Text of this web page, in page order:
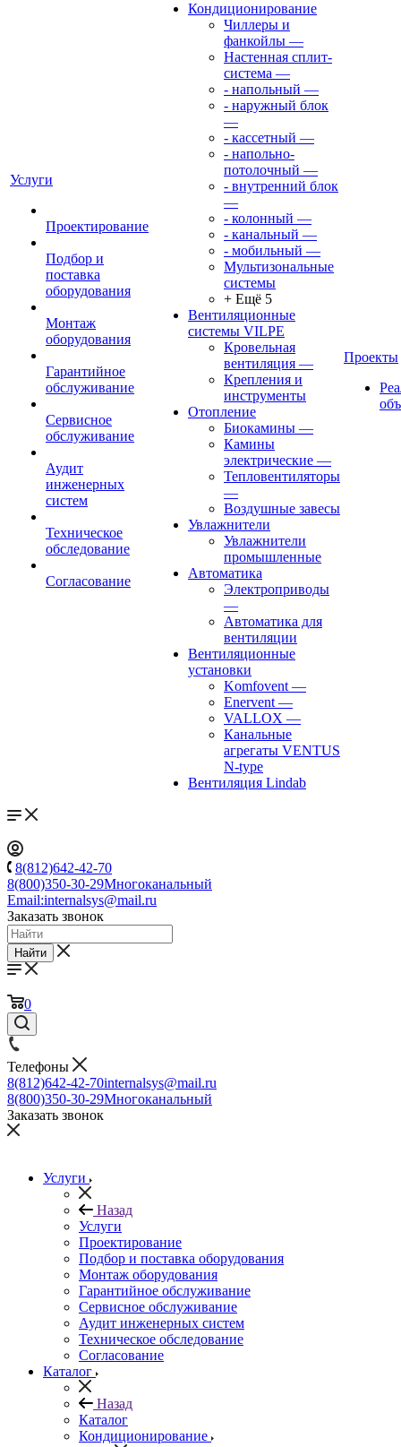
Услуги
Проектирование
Подбор и
поставка
оборудования
Монтаж
оборудования
Гарантийное
обслуживание
Сервисное
обслуживание
Аудит
инженерных
систем
Техническое
обследование
Согласование
Кондиционирование
Чиллеры и
фанкойлы —
Настенная сплит-
система —
- напольный —
- наружный блок
—
- кассетный —
- напольно-
потолочный —
- внутренний блок
—
- колонный —
- канальный —
- мобильный —
Мультизональные
системы
+ Ещё 5
Вентиляционные
системы VILPE
Кровельная
вентиляция —
Крепления и
инструменты
Отопление
Биокамины —
Камины
электрические —
Тепловентиляторы
—
Воздушные завесы
Увлажнители
Увлажнители
промышленные
Автоматика
Электроприводы
—
Автоматика для
вентиляции
Вентиляционные
установки
Komfovent —
Enervent —
VALLOX —
Канальные
агрегаты VENTUS
N-type
Вентиляция Lindab
Проекты
8(812)642-42-70
8(800)350-30-29Многоканальный
Email:internalsys@mail.ru
Заказать звонок
Найти
0
Телефоны
8(812)642-42-70internalsys@mail.ru
8(800)350-30-29Многоканальный
Заказать звонок
Услуги
Назад
Услуги
Проектирование
Подбор и поставка оборудования
Монтаж оборудования
Гарантийное обслуживание
Сервисное обслуживание
Аудит инженерных систем
Техническое обследование
Согласование
Каталог
Назад
Каталог
Кондиционирование